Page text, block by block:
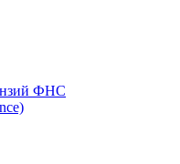
ФНС